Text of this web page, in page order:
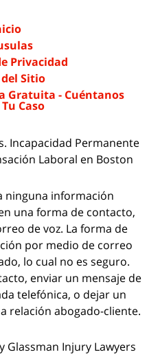
Privacidad
Sitio
Gratuita - Cuéntanos
Caso
Incapacidad Permanente
Laboral en Boston
ninguna información
una forma de contacto,
de voz. La forma de
por medio de correo
lo cual no es seguro.
enviar un mensaje de
telefónica, o dejar un
relación abogado-cliente.
Glassman Injury Lawyers